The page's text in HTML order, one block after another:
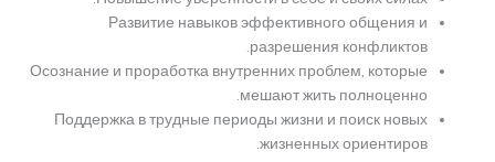
Развитие навыков эффективного общения и
разрешения конфликтов.
Осознание и проработка внутренних проблем, которые
мешают жить полноценно.
Поддержка в трудные периоды жизни и поиск новых
жизненных ориентиров.